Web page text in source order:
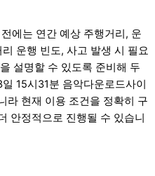
에는 연간 예상 주행거리, 운
운행 빈도, 사고 발생 시 필요
설명할 수 있도록 준비해 두
15시31분 음악다운로드사이
라 현재 이용 조건을 정확히 구
안정적으로 진행될 수 있습니